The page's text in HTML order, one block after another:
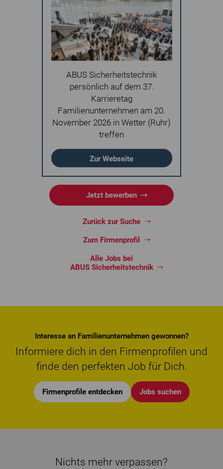
ABUS Sicherheitstechnik
persönlich auf dem 37.
Karrieretag
Familienunternehmen am 20.
November 2026 in Wetter (Ruhr)
treffen
Zur Webseite
Jetzt bewerben
Zurück zur Suche
Zum Firmenprofil
Alle Jobs bei
ABUS Sicherheitstechnik
Interesse an Familienunternehmen gewonnen?
Informiere dich in den Firmenprofilen und
finde den perfekten Job für Dich.
Firmenprofile entdecken Jobs suchen
Nichts mehr verpassen?